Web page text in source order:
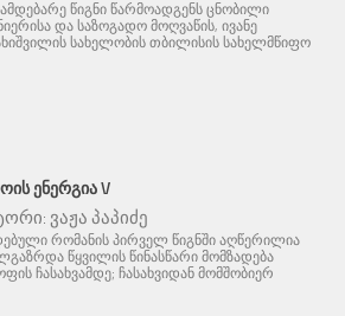
წიგნი წარმოადგენს ცნობილი
და საზოგადო მოღვაწის, ივანე
სახელობის თბილისის სახელმწიფო
ᲔᲜᲔᲠᲒᲘᲐ V
ვაჟა პაპიძე
რომანის პირველ წიგნში აღწერილია
წყვილის წინასწარი მომზადება
ჩასახვამდე; ჩასახვიდან მომშობიერ